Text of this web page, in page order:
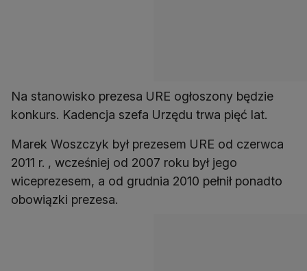
Na stanowisko prezesa URE ogłoszony będzie
konkurs. Kadencja szefa Urzędu trwa pięć lat.
Marek Woszczyk był prezesem URE od czerwca
2011 r. , wcześniej od 2007 roku był jego
wiceprezesem, a od grudnia 2010 pełnił ponadto
obowiązki prezesa.